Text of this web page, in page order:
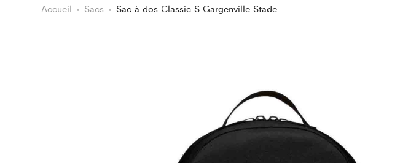
Accueil Sacs Sac à dos Classic S Gargenville Stade